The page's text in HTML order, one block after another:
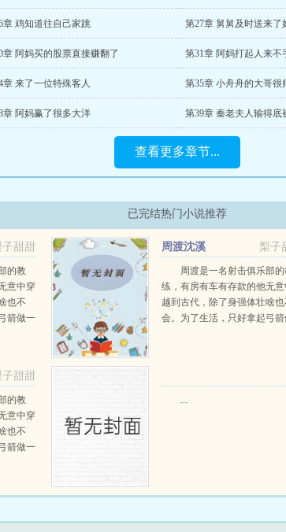
章 鸡知道往自己家跳 第27章 舅舅及时送来了
章 阿妈买的股票直接赚翻了 第31章 阿妈打起人来不
章 来了一位特殊客人 第35章 小舟舟的大哥很
章 阿妈赢了很多大洋 第39章 秦老夫人输得底
查看更多章节...
已完结热门小说推荐
子甜甜
读
的教
意中穿
也不
箭做一
及那...
梨子
周渡沈溪
周渡是一名射击俱乐部的
练，有房有车有存款的他无
越到古代，除了身强体壮啥也
会。为了生活，只好拿起弓
子甜甜
的教
意中穿
也不
箭做一
三天周
...